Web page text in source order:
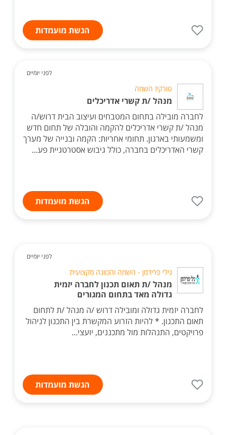
הגשת מועמדות
לפני יומיים
טורקיז השמה
מנהל /ת קשרי אדריכלים
לחברה מובילה בתחום המטבחים ועיצוב הבית דרוש/ה
מנהל /ת קשרי אדריכלים להקמה והובלה של תחום חדש
ומשמעותי בארגון. תחומי אחריות: הקמה ובנייה של מערך
קשרי האדריכלים בחברה, כולל גיבוש אסטרטגיית פע...
הגשת מועמדות
לפני יומיים
נילי פרידמן - השמה והכוונה מקצועית
מנהל /ת תאום תכנון לחברה יזמית
גדולה מאד בתחום המגורים
לחברה יזמית גדולה ומובילה דרוש /ה מנהל /ת לתחום
תאום התכנון. * להיות הזרוע המקשרת בין התכנון לניהול
פרויקטים, התנהלות מול מתכננים, יועצי...
הגשת מועמדות